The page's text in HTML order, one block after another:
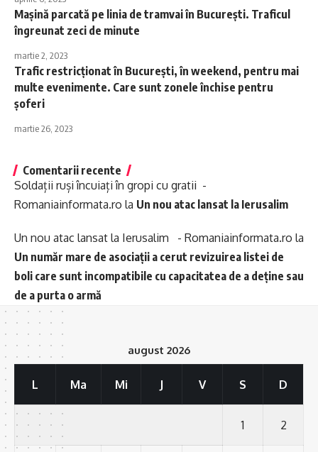
Mașină parcată pe linia de tramvai în București. Traficul
îngreunat zeci de minute
martie 2, 2023
Trafic restricționat în București, în weekend, pentru mai
multe evenimente. Care sunt zonele închise pentru
șoferi
martie 26, 2023
Comentarii recente
Soldații ruși încuiați în gropi cu gratii -
Romaniainformata.ro la Un nou atac lansat la Ierusalim
Un nou atac lansat la Ierusalim - Romaniainformata.ro la
Un număr mare de asociații a cerut revizuirea listei de
boli care sunt incompatibile cu capacitatea de a deține sau
de a purta o armă
august 2026
L Ma Mi J V S D
1 2